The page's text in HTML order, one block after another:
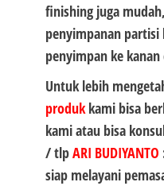
finishing juga
penyimpanan
penyimpan ke
Untuk lebih
produkkami bisa
kami atau bisa
/ tlpARI BUDIYANTO
siap melayani